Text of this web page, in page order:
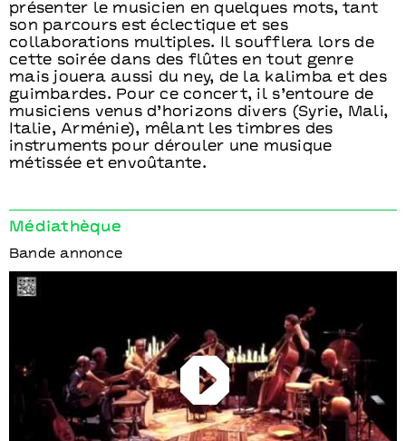
présenter le musicien en quelques mots, tant
son parcours est éclectique et ses
collaborations multiples. Il soufflera lors de
cette soirée dans des flûtes en tout genre
mais jouera aussi du ney, de la kalimba et des
guimbardes. Pour ce concert, il s’entoure de
musiciens venus d’horizons divers (Syrie, Mali,
Italie, Arménie), mêlant les timbres des
instruments pour dérouler une musique
métissée et envoûtante.
Médiathèque
Bande annonce
Play